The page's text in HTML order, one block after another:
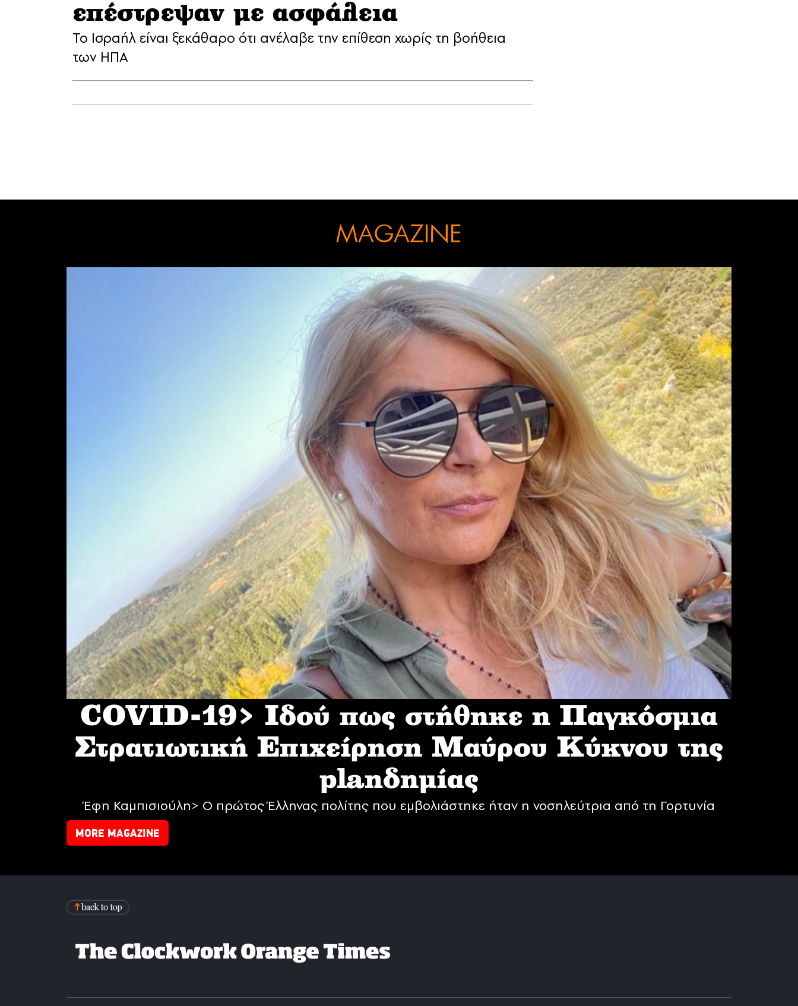
επέστρεψαν με ασφάλεια
Το Ισραήλ είναι ξεκάθαρο ότι ανέλαβε την επίθεση χωρίς τη βοήθεια
των ΗΠΑ
MAGAZINE
COVID-19> Iδού πως στήθηκε η Παγκόσμια
Στρατιωτική Επιχείρηση Mαύρου Κύκνου της
planδημίας
Έφη Καμπισιούλη> Ο πρώτος Έλληνας πολίτης που εμβολιάστηκε ήταν η νοσηλεύτρια από τη Γορτυνία
MORE MAGAZINE